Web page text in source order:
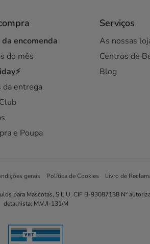
encomenda
do mês
da entrega
e Poupa
Serviços
As nossas
Centros de
Blog
gerais Política de Cookies Livro de
para Mascotas, S.L.U. CIF B-93087138 Nº
detalhista: M.V./I-131/M